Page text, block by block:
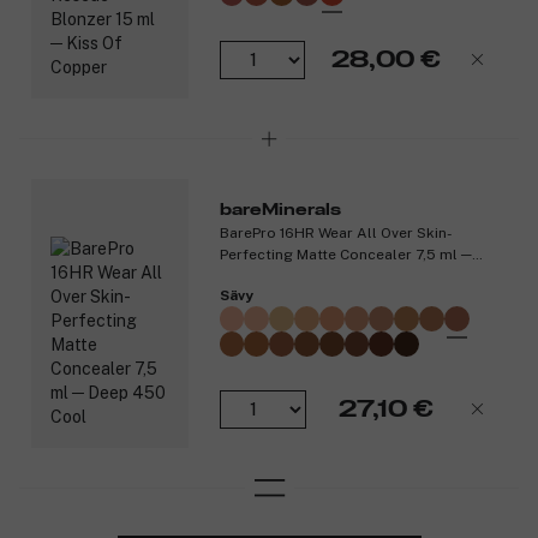
Tuotenumero:
28,00 €
bareMinerals
BarePro 16HR Wear All Over Skin-
Perfecting Matte Concealer 7,5 ml ─
Sävy
27,10 €